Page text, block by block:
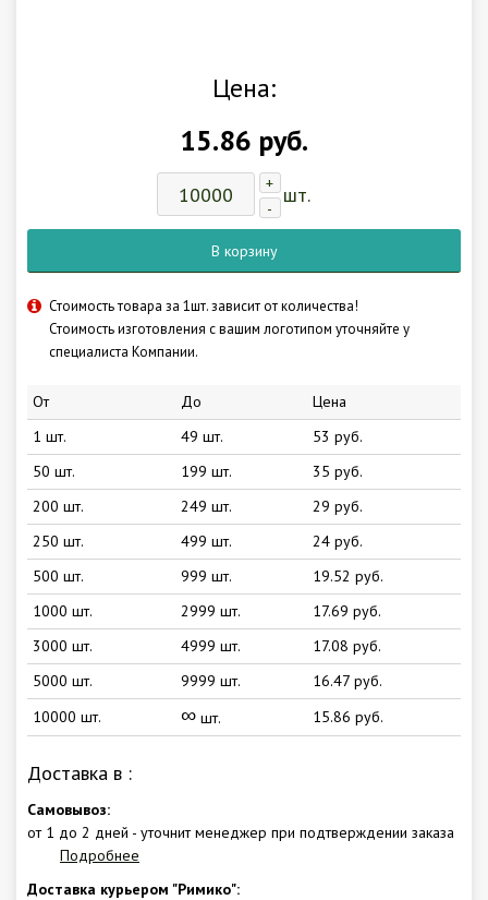
Цена:
15.86 руб.
+
-
шт.
В корзину
Стоимость товара за 1шт. зависит от количества!
Стоимость изготовления с вашим логотипом уточняйте у
специалиста Компании.
От До
Цена
1 шт.
49 шт.
53 руб.
50 шт.
199 шт.
35 руб.
200 шт.
249 шт.
29 руб.
250 шт.
499 шт.
24 руб.
500 шт.
999 шт.
19.52 руб.
1000 шт.
2999 шт.
17.69 руб.
3000 шт.
4999 шт.
17.08 руб.
5000 шт.
9999 шт.
16.47 руб.
10000 шт.
∞ шт. 15.86 руб.
Доставка в :
Самовывоз:
от 1 до 2 дней - уточнит менеджер при подтверждении заказа
Подробнее
Доставка курьером "Римико":